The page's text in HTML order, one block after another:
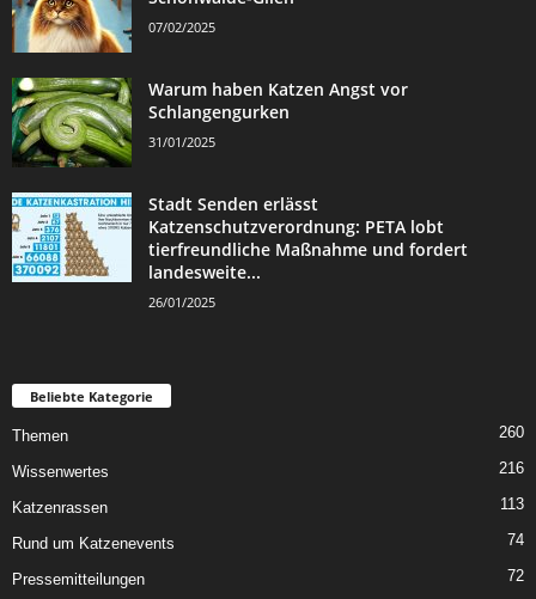
07/02/2025
Warum haben Katzen Angst vor
Schlangengurken
31/01/2025
Stadt Senden erlässt
Katzenschutzverordnung: PETA lobt
tierfreundliche Maßnahme und fordert
landesweite...
26/01/2025
Beliebte Kategorie
Themen 260
Wissenwertes 216
Katzenrassen 113
Rund um Katzenevents 74
Pressemitteilungen 72